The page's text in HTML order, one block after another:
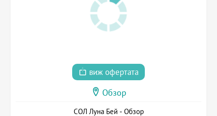
виж офертата
Обзор
СОЛ Луна Бей - Обзор